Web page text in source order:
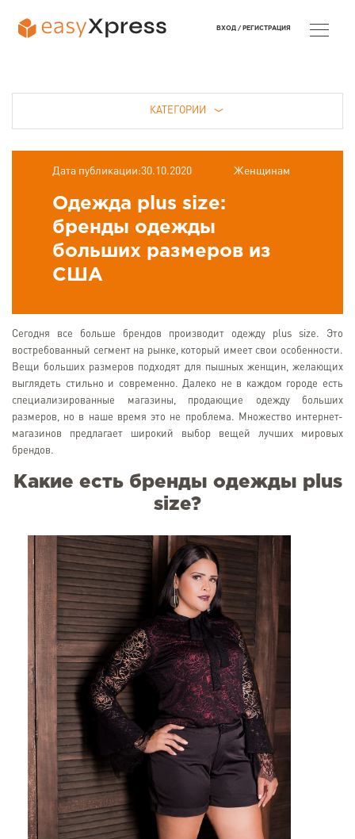
КАТЕГОРИИ
Дата публикации:30.10.2020 Женщинам
Одежда plus size:
бренды одежды
больших размеров из
США
Сегодня все больше брендов производит одежду plus size. Это
востребованный сегмент на рынке, который имеет свои особенности.
Вещи больших размеров подходят для пышных женщин, желающих
выглядеть стильно и современно. Далеко не в каждом городе есть
специализированные магазины, продающие одежду больших
размеров, но в наше время это не проблема. Множество интернет-
магазинов предлагает широкий выбор вещей лучших мировых
брендов.
Какие есть бренды одежды plus
size?
ВХОД / РЕГИСТРАЦИЯ